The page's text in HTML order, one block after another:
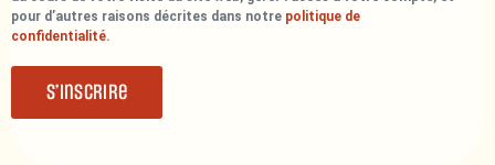
pour d’autres raisons décrites dans notre politique de
confidentialité.
S’inscrire